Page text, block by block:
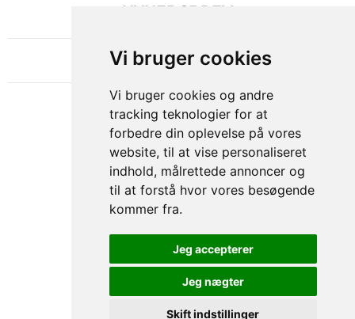
Vi bruger cookies
Vi bruger cookies og andre
tracking teknologier for at
forbedre din oplevelse på vores
website, til at vise personaliseret
indhold, målrettede annoncer og
til at forstå hvor vores besøgende
kommer fra.
Jeg accepterer
Jeg nægter
Skift indstillinger
NYHEDSBREV
OM GAMECHANGER